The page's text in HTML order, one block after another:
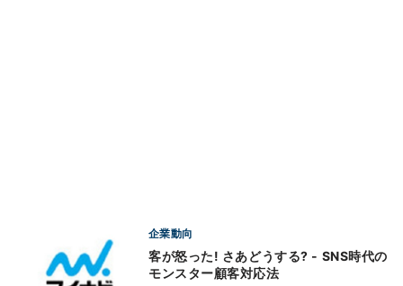
企業動向
客が怒った! さあどうする? - SNS時代の
モンスター顧客対応法